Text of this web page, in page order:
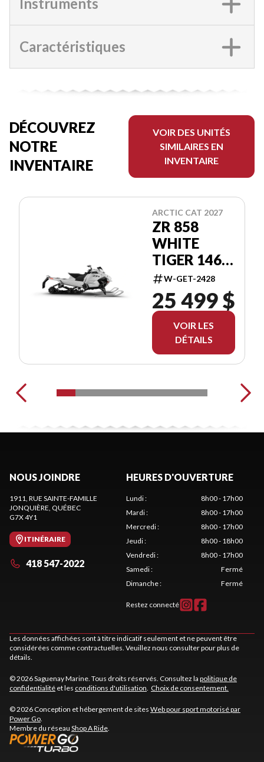
Caractéristiques
DÉCOUVREZ
NOTRE
INVENTAIRE
VOIR DES UNITÉS
SIMILAIRES EN
INVENTAIRE
ARCTIC CAT 2027
ZR 858
WHITE
TIGER 146
W/ARCTIC
CAT G8
DISPLAY
W-GET-2428
25 499 $
VOIR LES
DÉTAILS
NOUS JOINDRE
1911, RUE SAINTE-FAMILLE
JONQUIÈRE , QUÉBEC
G7X 4Y1
ITINÉRAIRE
418 547-2022
HEURES D'OUVERTURE
Lundi:
8h00 - 17h00
Mardi:
8h00 - 17h00
Mercredi:
8h00 - 17h00
Jeudi:
8h00 - 18h00
Vendredi:
8h00 - 17h00
Samedi:
Fermé
Dimanche: Fermé
Restez connecté
Les données affichées sont à titre indicatif seulement et ne peuvent être
considérées comme contractuelles. Veuillez nous consulter pour plus de
détails.
© 2026 Saguenay Marine. Tous droits réservés. Consultez la politique de
confidentialité et les conditions d'utilisation Choix de consentement.
© 2026 Conception et hébergement de sites Web pour sport motorisé par
Power Go
Membre du réseau Shop A Ride